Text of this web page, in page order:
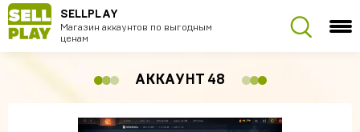
SELLPLAY
Магазин аккаунтов по выгодным
ценам
АККАУНТ 48